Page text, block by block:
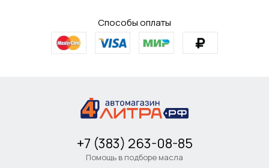
Способы оплаты
+7 (383) 263-08-85
Помощь в подборе масла